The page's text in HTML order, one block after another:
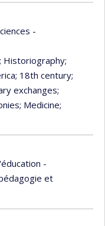
-
; Historiography;
; 18th century;
exchanges;
; Medicine;
-
et